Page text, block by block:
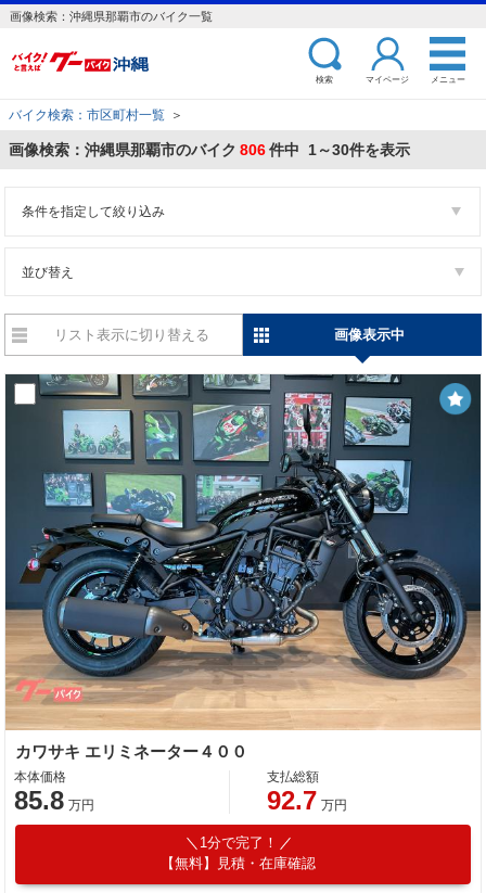
画像検索：沖縄県那覇市のバイク一覧
検索 マイページ メニュー
バイク検索：市区町村一覧 ＞
画像検索：沖縄県那覇市のバイク 806件中 1～30件を表示
条件を指定して絞り込み
並び替え
リスト表示に切り替える 画像表示中
カワサキ エリミネーター４００
本体価格
85.8 万円
支払総額
92.7 万円
1分で完了！
【無料】見積・在庫確認